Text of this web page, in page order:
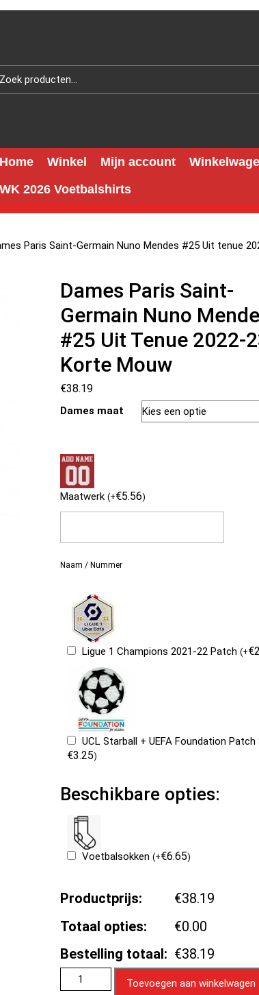
Home Winkel Mijn account
WK 2026 Voetbalshirts
Paris Saint-Germain Nuno Mendes #25 Uit tenue
Dames Paris Saint-
Germain Nuno
#25 Uit Tenue 2022-
Korte Mouw
€38.19
Dames maat
Maatwerk (+€5.56)
Naam / Nummer
Ligue 1 Champions 2021-22 Patch (+€
UCL Starball + UEFA Foundation Patch
€3.25)
Beschikbare opties:
Voetbalsokken (+€6.65)
Productprijs:
€38.19
Totaal opties:
€0.00
Bestelling totaal: €38.19
Toevoegen aan winkelwagen